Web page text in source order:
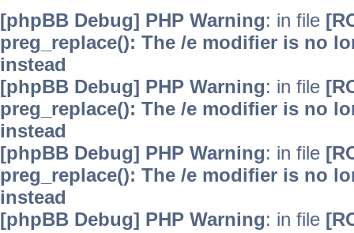
[phpBB Debug] PHP Warning: in file
preg_replace(): The /e modifier is no
instead
[phpBB Debug] PHP Warning: in file
preg_replace(): The /e modifier is no
instead
[phpBB Debug] PHP Warning: in file
preg_replace(): The /e modifier is no
instead
[phpBB Debug] PHP Warning: in file